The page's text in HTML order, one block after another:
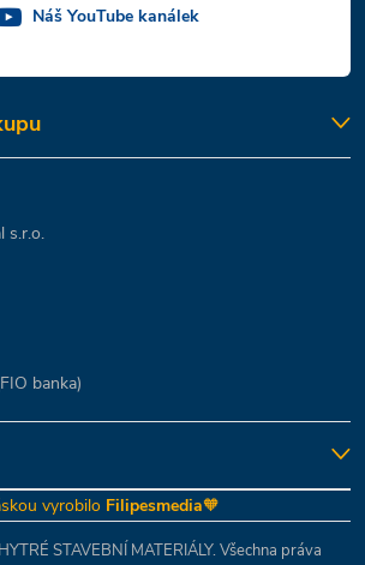
Náš YouTube kanálek
s.r.o.
banka)
vyrobilo Filipesmedia🧡
STAVEBNÍ MATERIÁLY. Všechna práva